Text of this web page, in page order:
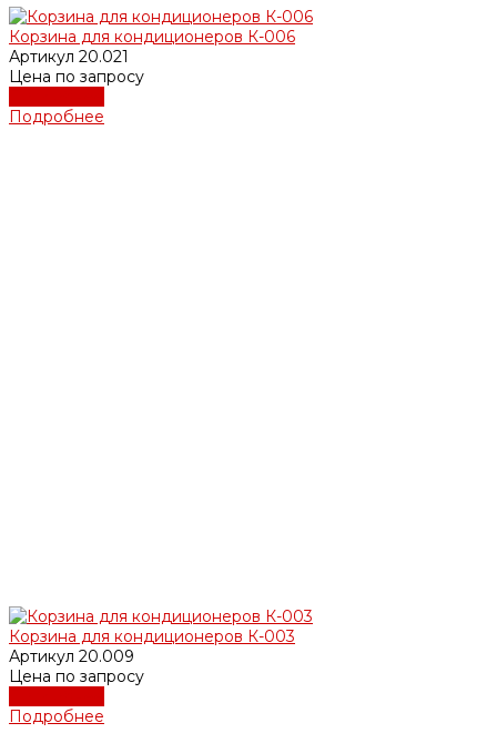
Корзина для кондиционеров К-006
Артикул 20.021
Цена по запросу
Подробнее
Корзина для кондиционеров К-003
Артикул 20.009
Цена по запросу
Подробнее